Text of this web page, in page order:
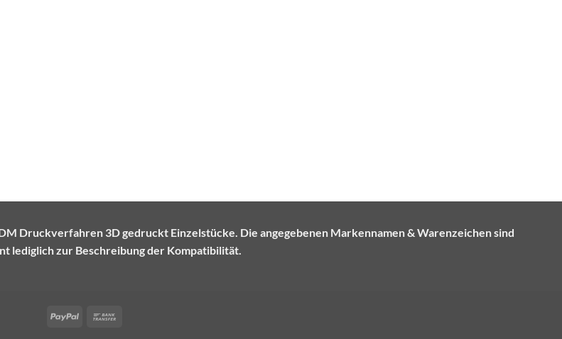
Druckverfahren 3D gedruckt Einzelstücke. Die angegebenen Markennamen & Warenzeichen sind
lediglich zur Beschreibung der Kompatibilität.
PayPal